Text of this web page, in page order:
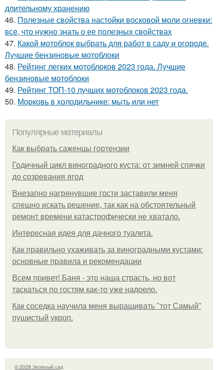
длительному хранению
46. Полезные свойства настойки восковой моли огневки:
все, что нужно знать о ее полезных свойствах
47. Какой мотоблок выбрать для работ в саду и огороде.
Лучшие бензиновые мотоблоки
48. Рейтинг легких мотоблоков 2023 года. Лучшие
бензиновые мотоблоки
49. Рейтинг ТОП-10 лучших мотоблоков 2023 года.
50. Морковь в холодильнике: мыть или нет
Популярные материалы
Как выбрать саженцы гортензии
Годичный цикл виноградного куста: от зимней спячки
до созревания ягод
Внезапно нагрянувшие гости заставили меня
спешно искать решение, так как на обстоятельный
ремонт времени катастрофически не хватало.
Интересная идея для дачного туалета.
Как правильно ухаживать за виноградными кустами:
основные правила и рекомендации
Всем привет! Баня - это наша страсть, но вот
таскаться по гостям как-то уже надоело.
Как соседка научила меня выращивать "тот Самый"
пушистый укроп.
© 2026 Зелёный сад